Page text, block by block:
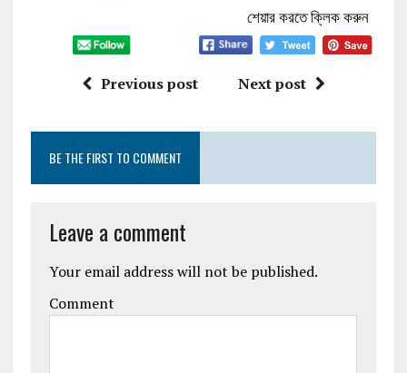
শেয়ার করতে ক্লিক করুন
Previous post Next post
BE THE FIRST TO COMMENT
Leave a comment
Your email address will not be published.
Comment